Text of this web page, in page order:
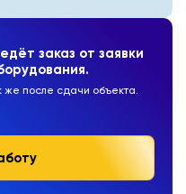
заказ от заявки
же после сдачи объекта.